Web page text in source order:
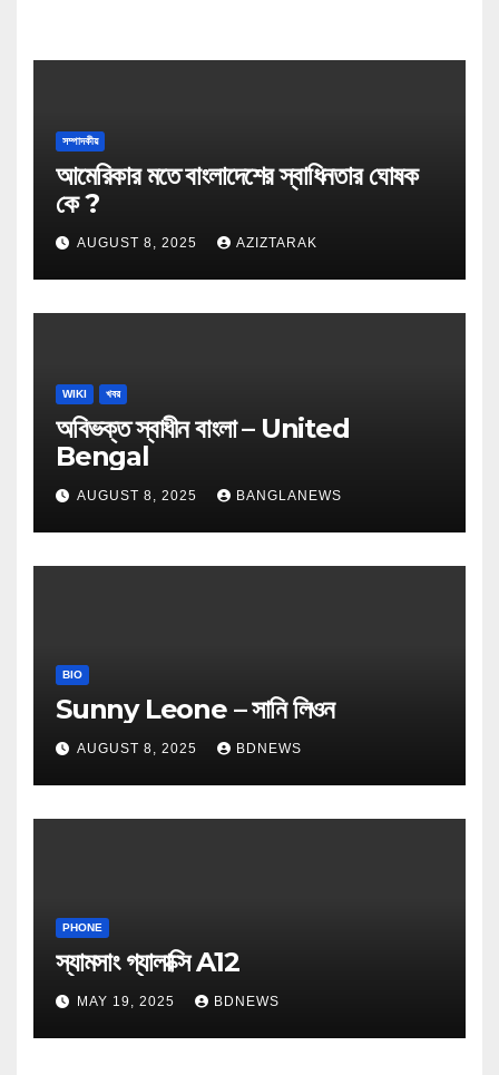
সম্পাদকীয়
আমেরিকার মতে বাংলাদেশের স্বাধিনতার ঘোষক
কে ?
AUGUST 8, 2025 AZIZTARAK
WIKI খবর
অবিভক্ত স্বাধীন বাংলা – United
Bengal
AUGUST 8, 2025 BANGLANEWS
BIO
Sunny Leone – সানি লিওন
AUGUST 8, 2025 BDNEWS
PHONE
স্যামসাং গ্যালাক্সি A12
MAY 19, 2025 BDNEWS